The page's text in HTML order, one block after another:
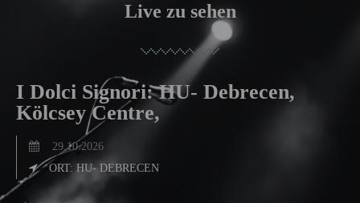
Live zu sehen
I Dolci Signori: HU- Debrecen,
Kölcsey Centre,
29.10.2026
ORT: HU- DEBRECEN